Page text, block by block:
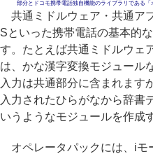
部分とドコモ携帯電話独自機能のライブラリである「
共通ミドルウェア・共通ア
Sといった携帯電話の基本的
す。たとえば共通ミドルウェ
は、かな漢字変換モジュール
入力は共通部分に含まれます
入力されたひらがなから辞書
いうようなモジュールを作成
オペレータパックには、iモ